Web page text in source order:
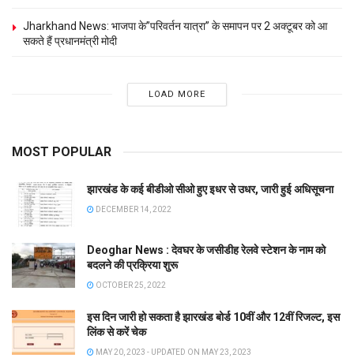
Jharkhand News: भाजपा के”परिवर्तन यात्रा” के समापन पर 2 अक्टूबर को आ
सकते हैं प्रधानमंत्री मोदी
LOAD MORE
MOST POPULAR
झारखंड के कई बीडीओ सीओ हुए इधर से उधर, जारी हुई अधिसूचना
DECEMBER 14, 2022
Deoghar News : देवघर के जसीडीह रेलवे स्टेशन के नाम को
बदलने की प्रक्रिया शुरू
OCTOBER 25, 2022
इस दिन जारी हो सकता है झारखंड बोर्ड 10वीं और 12वीं रिजल्ट, इस
लिंक से करें चेक
MAY 20, 2023 - UPDATED ON MAY 23, 2023